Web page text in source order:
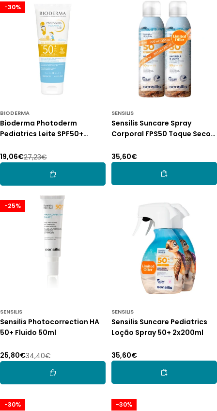
-30%
BIODERMA
Bioderma Photoderm
Pediatrics Leite SPF50+
Preço
19,06€
Preço 27,23€
Adicionar Ao Carrinho
SENSILIS
Sensilis Suncare Spray
Corporal FPS50 Toque Seco
Preço
normal
35,60€
Adicionar Ao
-25%
SENSILIS
Sensilis Photocorrection HA
50+ Fluido 50ml
Preço
25,80€
Preço 34,40€
Adicionar Ao Carrinho
SENSILIS
Sensilis Suncare Pediatrics
Loção Spray 50+ 2x200ml
Preço
normal
35,60€
Adicionar Ao
-30% -30%